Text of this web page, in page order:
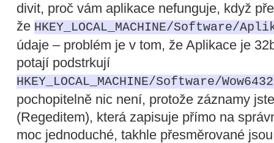
divit, proč vám aplikace nefunguje, když
že HKEY_LOCAL_MACHINE/Software/
údaje – problém je v tom, že Aplikace je
potají podstrkují
HKEY_LOCAL_MACHINE/Software/
pochopitelně nic není, protože záznamy
(Regeditem), která zapisuje přímo na
moc jednoduché, takhle přesměrované